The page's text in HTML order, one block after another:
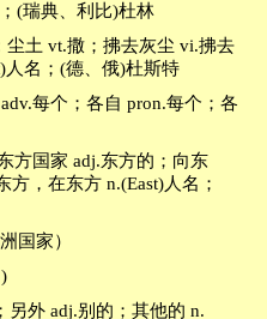
(瑞典、利比)杜林
尘土 vt.撒；拂去灰尘 vi.拂去
人名；(德、俄)杜斯特
每个；各自 pron.每个；各
方国家 adj.东方的；向东
方，在东方 n.(East)人名；
国家）
另外 adj.别的；其他的 n.